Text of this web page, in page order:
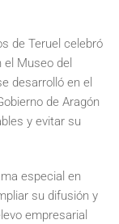
de Teruel celebró
el Museo del
desarrolló en el
de Aragón
y evitar su
especial en
su difusión y
empresarial